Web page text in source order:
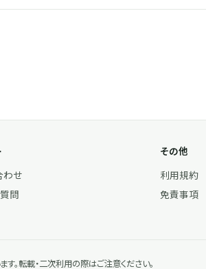
わせ
問
その他
利用規約
免責事項
。転載・二次利用の際はご注意ください。